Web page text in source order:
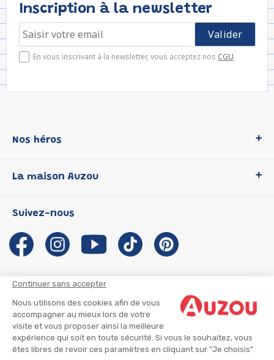
Continuer sans accepter
Nous utilisons des cookies afin de vous
accompagner au mieux lors de votre
visite et vous proposer ainsi la meilleure
expérience qui soit en toute sécurité. Si vous le souhaitez, vous
êtes libres de revoir ces paramètres en cliquant sur "Je choisis"
Inscription à la newsletter
En vous inscrivant à la newsletter, vous acceptez nos CGU.
Nos héros
P'tit Loup
Les Influenceuses
Migali
Petite Taupe
La maison Auzou
Notre histoire
Auzou s'engage
Auteurs et illustrateurs Auzou
Suivre mon colis
Infos consommateur
Suivez-nous
CGU
CGV
Mentions légales